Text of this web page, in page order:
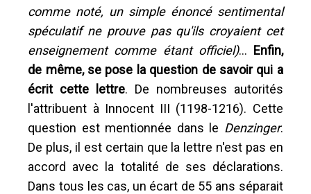
comme noté, un simple énoncé sentimental
spéculatif ne prouve pas qu'ils croyaient cet
enseignement comme étant officiel)... Enfin,
de même, se pose la question de savoir qui a
écrit cette lettre. De nombreuses autorités
l'attribuent à Innocent III (1198-1216). Cette
question est mentionnée dans le Denzinger.
De plus, il est certain que la lettre n'est pas en
accord avec la totalité de ses déclarations.
Dans tous les cas, un écart de 55 ans séparait